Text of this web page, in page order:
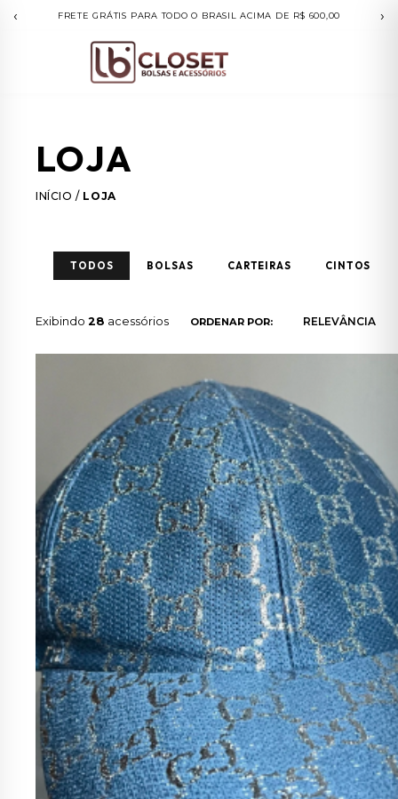
‹ COMPRAS ACIMA DE R$500.00 PARCELE EM ATÉ 10X SEM JUROS ›
LOJA
INÍCIO / LOJA
TODOS BOLSAS CARTEIRAS CINTOS
Exibindo 28 acessórios ORDENAR POR: